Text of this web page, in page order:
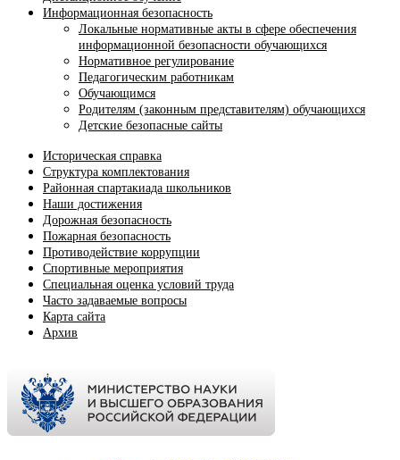
Информационная безопасность
Локальные нормативные акты в сфере обеспечения
информационной безопасности обучающихся
Нормативное регулирование
Педагогическим работникам
Обучающимся
Родителям (законным представителям) обучающихся
Детские безопасные сайты
Историческая справка
Структура комплектования
Районная спартакиада школьников
Наши достижения
Дорожная безопасность
Пожарная безопасность
Противодействие коррупции
Спортивные мероприятия
Cпециальная оценка условий труда
Часто задаваемые вопросы
Карта сайта
Архив